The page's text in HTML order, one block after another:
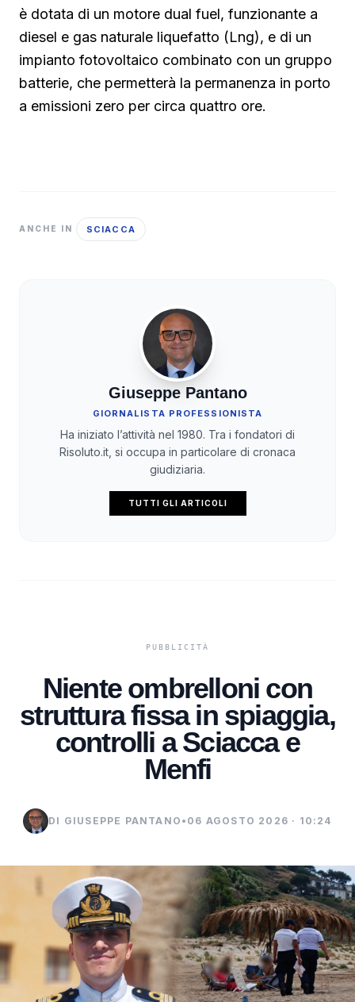
è dotata di un motore dual fuel, funzionante a
diesel e gas naturale liquefatto (Lng), e di un
impianto fotovoltaico combinato con un gruppo
batterie, che permetterà la permanenza in porto
a emissioni zero per circa quattro ore.
ANCHE IN SCIACCA
Giuseppe Pantano
GIORNALISTA PROFESSIONISTA
Ha iniziato l’attività nel 1980. Tra i fondatori di
Risoluto.it, si occupa in particolare di cronaca
giudiziaria.
TUTTI GLI ARTICOLI
Niente ombrelloni con
struttura fissa in spiaggia,
controlli a Sciacca e
Menfi
DI GIUSEPPE PANTANO • 06 AGOSTO 2026 · 10:24